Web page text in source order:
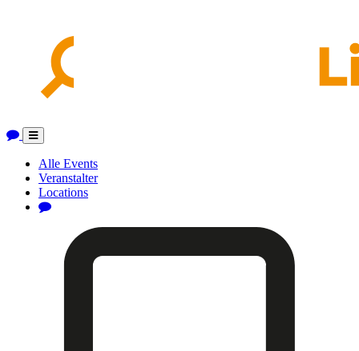
Toggle
navigation
Alle Events
Veranstalter
Locations